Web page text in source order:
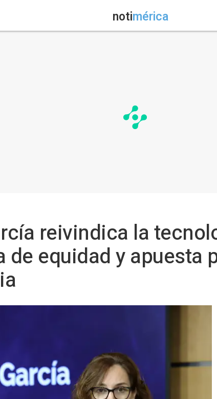
notimérica
reivindica la
de equidad y apuesta